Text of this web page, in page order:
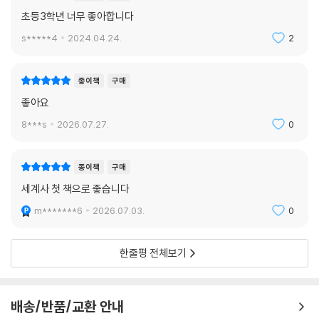
초등3학년 너무 좋아합니다
s*****4 2024.04.24. 2
종이책 구매
좋아요
8***s 2026.07.27. 0
종이책 구매
세계사 첫 책으로 좋습니다
m*******6 2026.07.03. 0
한줄평 전체보기
배송/반품/교환 안내